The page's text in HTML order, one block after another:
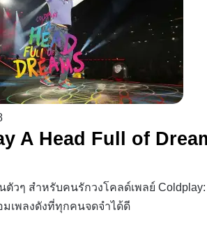
A Head Full of
วๆ สำหรับคนรักวงโคลด์เพลย์ Coldplay:
มเพลงดังที่ทุกคนจดจำได้ดี